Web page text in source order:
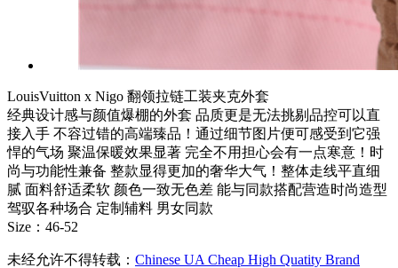
LouisVuitton x Nigo 翻领拉链工装夹克外套
经典设计感与颜值爆棚的外套 品质更是无法挑剔品控可以直
接入手 不容过错的高端臻品！通过细节图片便可感受到它强
悍的气场 聚温保暖效果显著 完全不用担心会有一点寒意！时
尚与功能性兼备 整款显得更加的奢华大气！整体走线平直细
腻 面料舒适柔软 颜色一致无色差 能与同款搭配营造时尚造型
驾驭各种场合 定制辅料 男女同款
Size：46-52
未经允许不得转载： Chinese UA Cheap High Quatity Brand